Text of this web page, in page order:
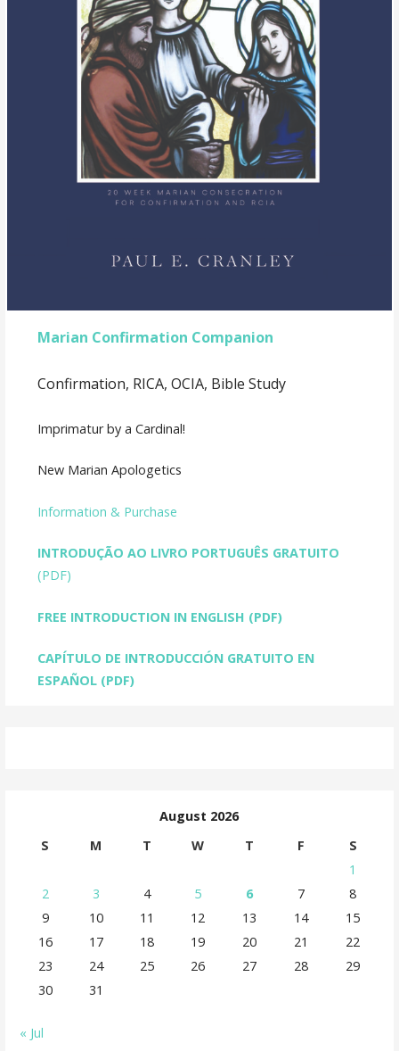
Marian Confirmation Companion
Confirmation, RICA, OCIA, Bible Study
Imprimatur by a Cardinal!
New Marian Apologetics
Information & Purchase
INTRODUÇÃO AO LIVRO PORTUGUÊS GRATUITO
(PDF)
FREE INTRODUCTION IN ENGLISH (PDF)
CAPÍTULO DE INTRODUCCIÓN GRATUITO EN
ESPAÑOL (PDF)
August 2026
S
M T W T F
S
1
2
3 4 5 6 7
8
9
10 11 12 13 14
15
16
17 18 19 20 21
22
23
24 25 26 27 28
29
30
31
« Jul